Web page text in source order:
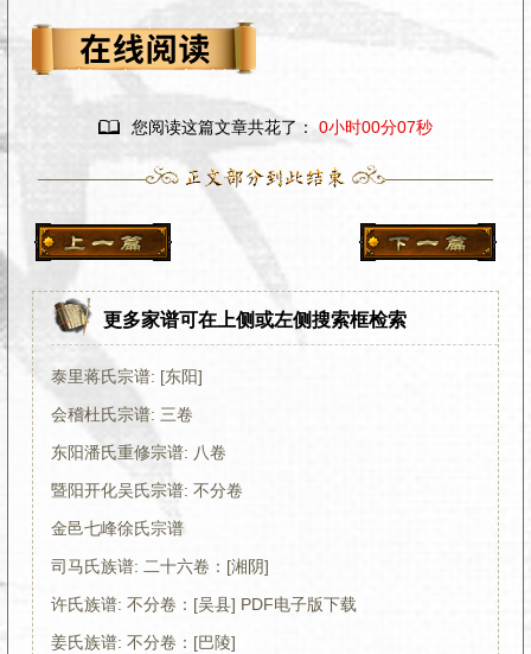
 您阅读这篇文章共花了： 0小时00分08秒
更多家谱可在上侧或左侧搜索框检索
泰里蒋氏宗谱: [东阳]
会稽杜氏宗谱: 三卷
东阳潘氏重修宗谱: 八卷
暨阳开化吴氏宗谱: 不分卷
金邑七峰徐氏宗谱
司马氏族谱: 二十六卷：[湘阴]
许氏族谱: 不分卷：[吴县] PDF电子版下载
姜氏族谱: 不分卷：[巴陵]